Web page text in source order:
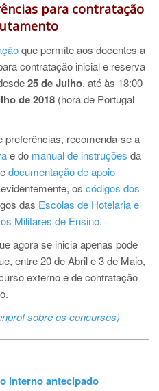
para contratação
que permite aos docentes a
contratação inicial e reserva
25 de Julho, até às 18:00
de 2018 (hora de Portugal
preferências, recomenda-se a
e do manual de instruções da
documentação de apoio
os códigos dos
das Escolas de Hotelaria e
Militares de Ensino.
agora se inicia apenas pode
entre 20 de Abril e 3 de Maio,
externo e de contratação
sobre os concursos)
interno antecipado